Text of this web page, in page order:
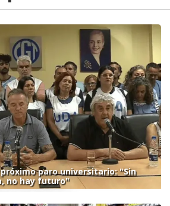
próximo paro universitario: "Sin
no hay futuro"